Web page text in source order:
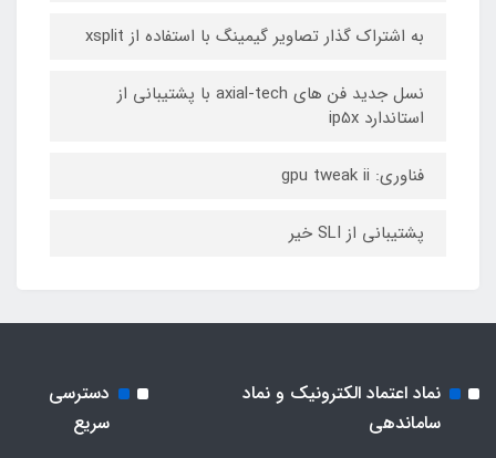
به اشتراک گذار تصاویر گیمینگ با استفاده از xsplit
نسل جدید فن های axial-tech با پشتیبانی از
استاندارد ip5x
فناوری: gpu tweak ii
پشتیبانی از SLI خیر
نماد اعتماد الکترونیک و نماد
ساماندهی
دسترسی
سریع